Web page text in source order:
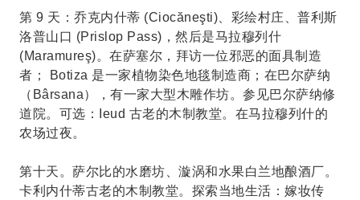
第 9 天：乔克内什蒂 (Ciocăneşti)、彩绘村庄、普利斯
洛普山口 (Prislop Pass)，然后是马拉穆列什
(Maramureş)。在萨塞尔，拜访一位邪恶的面具制造
者； Botiza 是一家植物染色地毯制造商；在巴尔萨纳
（Bârsana），有一家大型木雕作坊。参见巴尔萨纳修
道院。可选：Ieud 古老的木制教堂。在马拉穆列什的
农场过夜。
第十天。萨尔比的水磨坊、漩涡和水果白兰地酿酒厂。
卡利内什蒂古老的木制教堂。探索当地生活：嫁妆传